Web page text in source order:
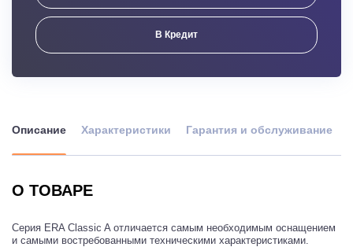
В Кредит
Описание Характеристики Гарантия и обслуживание
О ТОВАРЕ
Серия ERA Classic A отличается самым необходимым оснащением
и самыми востребованными техническими характеристиками.